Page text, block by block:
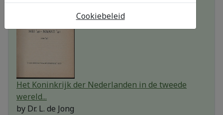
Het Koninkrijk der Nederlanden in de tweede
wereld...
by Dr. L. de Jong
Cookiebeleid